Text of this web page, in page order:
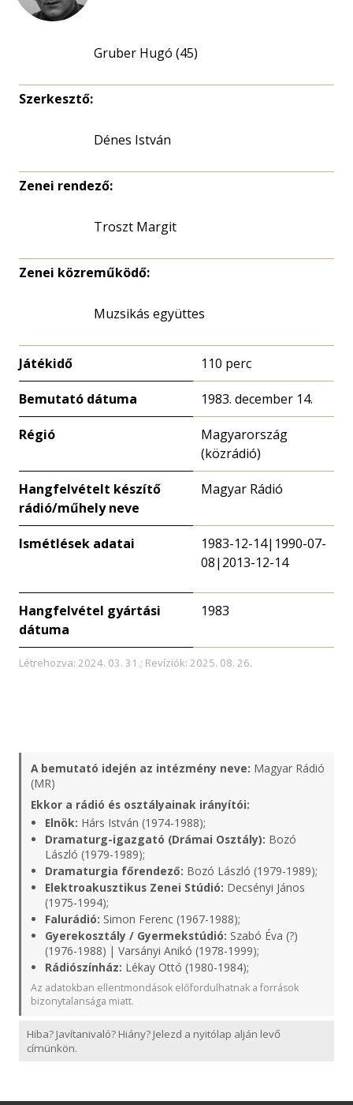
Gruber Hugó (45)
Szerkesztő:
Dénes István
Zenei rendező:
Troszt Margit
Zenei közreműködő:
Muzsikás együttes
Játékidő 110 perc
Bemutató dátuma 1983. december 14.
Régió
Magyarország
(közrádió)
Hangfelvételt készítő
rádió/műhely neve
Magyar Rádió
Ismétlések adatai
1983-12-14|1990-07-
08|2013-12-14
Hangfelvétel gyártási
dátuma
1983
Létrehozva: 2024. 03. 31.; Revíziók: 2025. 08. 26.
A bemutató idején az intézmény neve: Magyar Rádió
(MR)
Ekkor a rádió és osztályainak irányítói:
Elnök: Hárs István (1974-1988);
Dramaturg-igazgató (Drámai Osztály): Bozó
László (1979-1989);
Dramaturgia főrendező: Bozó László (1979-1989);
Elektroakusztikus Zenei Stúdió: Decsényi János
(1975-1994);
Falurádió: Simon Ferenc (1967-1988);
Gyerekosztály / Gyermekstúdió: Szabó Éva (?)
(1976-1988) | Varsányi Anikó (1978-1999);
Rádiószínház: Lékay Ottó (1980-1984);
Az adatokban ellentmondások előfordulhatnak a források
bizonytalansága miatt.
Hiba? Javítanivaló? Hiány? Jelezd a nyitólap alján levő
címünkön.